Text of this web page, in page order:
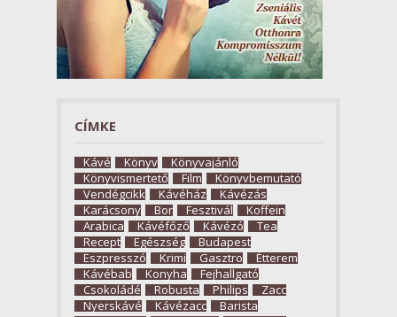
CÍMKE
Kávé Könyv
Könyvajánló
Könyvismertető
Film
Könyvbemutató
Vendégcikk
Kávéház
Kávézás
Karácsony
Bor Fesztivál
Koffein
Arabica
Kávéfőző Kávézó
Tea
Recept
Egészség
Budapest
Eszpresszó
Krimi Gasztro
Étterem
Kávébab
Konyha
Fejhallgató
Csokoládé
Robusta Philips
Zacc
Nyerskávé
Kávézacc
Barista